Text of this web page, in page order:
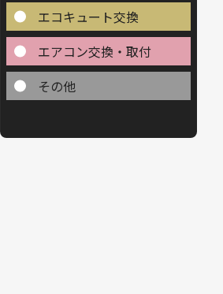
エコキュート交換
エアコン交換・取付
その他